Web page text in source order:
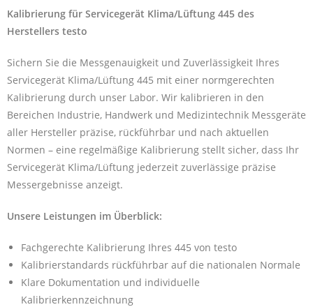
Kalibrierung für Servicegerät Klima/Lüftung 445 des
Herstellers testo
Sichern Sie die Messgenauigkeit und Zuverlässigkeit Ihres
Servicegerät Klima/Lüftung 445 mit einer normgerechten
Kalibrierung durch unser Labor. Wir kalibrieren in den
Bereichen Industrie, Handwerk und Medizintechnik Messgeräte
aller Hersteller präzise, rückführbar und nach aktuellen
Normen – eine regelmäßige Kalibrierung stellt sicher, dass Ihr
Servicegerät Klima/Lüftung jederzeit zuverlässige präzise
Messergebnisse anzeigt.
Unsere Leistungen im Überblick:
Fachgerechte Kalibrierung Ihres 445 von testo
Kalibrierstandards rückführbar auf die nationalen Normale
Klare Dokumentation und individuelle
Kalibrierkennzeichnung